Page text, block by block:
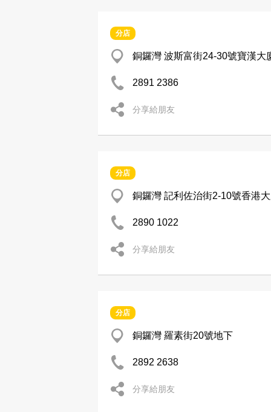
分店
銅鑼灣 波斯富街24-30號寶漢大
2891 2386
分享給朋友
分店
銅鑼灣 記利佐治街2-10號香港
2890 1022
分享給朋友
分店
銅鑼灣 羅素街20號地下
2892 2638
分享給朋友